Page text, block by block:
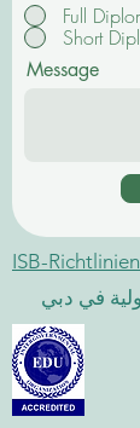
Full
Short
Message
ISB-
في دبي